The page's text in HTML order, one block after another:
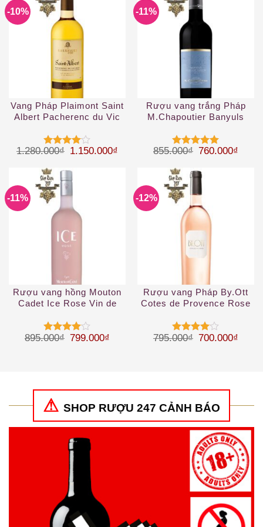
-10%
Vang Pháp Plaimont Saint
Albert Pacherenc du Vic
Được
45 sao
1.280.000₫ Giá gốc là: 1.280.000₫.
1.150.000₫ Giá hiện tại là: 1.150.000₫.
-11%
Rượu vang trắng Pháp
M.Chapoutier Banyuls
Được xếp
sao
855.000₫ Giá gốc là:
760.000₫
-11%
Rượu vang hồng Mouton
Cadet Ice Rose Vin de
Được
895.000₫ Giá gốc là: 895.000₫.
799.000₫ Giá hiện tại là: 799.000₫.
-12%
Rượu vang Pháp By.Ott
Cotes de Provence Rose
Được
795.000₫ Giá gốc là:
700.000₫
SHOP RƯỢU 247 CẢNH BÁO